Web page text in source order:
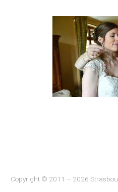
Copyright © 2011 – 2026